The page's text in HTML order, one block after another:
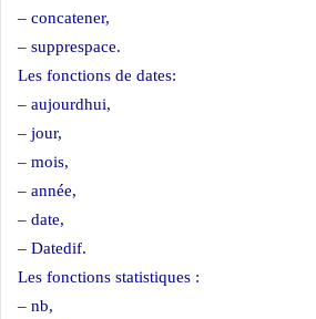
– concatener,
– supprespace.
Les fonctions de dates:
– aujourdhui,
– jour,
– mois,
– année,
– date,
– Datedif.
Les fonctions statistiques :
– nb,